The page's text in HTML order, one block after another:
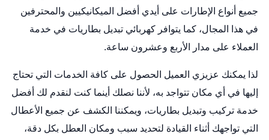
جميع أنواع الإطارات على أيدي أفضل الميكانيكيين والمحترفين
في هذا المجال، كما يتوافر كهربائي تبديل بطاريات في خدمة
العملاء على مدار الأربع وعشرون ساعة.
لذا يمكنك عزيزي العميل الحصول على كافة الخدمات التي تحتاج
إليها في أي مكان تتواجد به، لأننا نصلك أينما كنت لنقدم لك أفضل
خدمة تركيب وتبديل بطاريات، ويمكننا الكشف عن جميع الأعطال
التي تواجهك أثناء القيادة لتحديد سبب ومكان العطل بكل دقة،